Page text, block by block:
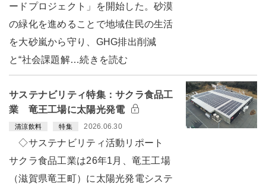
ードプロジェクト」を開始した。砂漠
の緑化を進めることで地域住民の生活
を大砂嵐から守り、GHG排出削減
と“社会課題解…続きを読む
サステナビリティ特集：サクラ食品工
業 竜王工場に太陽光発電
清涼飲料 特集 2026.06.30
◇サステナビリティ活動リポート
サクラ食品工業は26年1月、竜王工場
（滋賀県竜王町）に太陽光発電システ